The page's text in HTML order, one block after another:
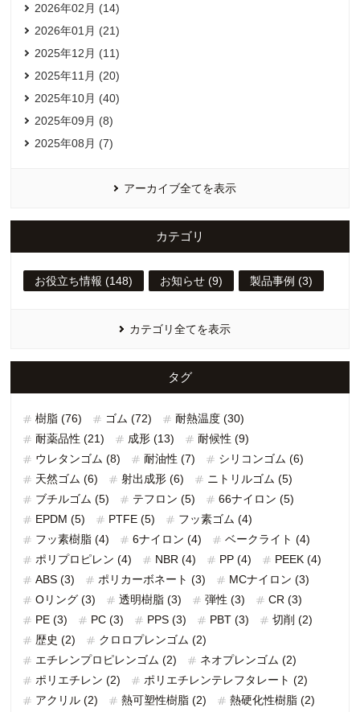
2026年02月 (14)
2026年01月 (21)
2025年12月 (11)
2025年11月 (20)
2025年10月 (40)
2025年09月 (8)
2025年08月 (7)
アーカイブ全てを表示
カテゴリ
お役立ち情報 (148) お知らせ (9) 製品事例 (3)
カテゴリ全てを表示
タグ
樹脂 (76) ゴム (72)
耐熱温度 (30)
耐薬品性 (21)
成形 (13)
耐候性 (9)
ウレタンゴム (8)
耐油性 (7)
シリコンゴム (6)
天然ゴム (6)
射出成形 (6)
ニトリルゴム (5)
ブチルゴム (5)
テフロン (5)
66ナイロン (5)
EPDM (5)
PTFE (5)
フッ素ゴム (4)
フッ素樹脂 (4)
6ナイロン (4)
ベークライト (4)
ポリプロピレン (4)
NBR (4) PP (4)
PEEK (4)
ABS (3)
ポリカーボネート (3)
MCナイロン (3)
Oリング (3)
透明樹脂 (3) 弾性 (3)
CR (3)
PE (3)
PC (3) PPS (3) PBT (3)
切削 (2)
歴史 (2)
クロロプレンゴム (2)
エチレンプロピレンゴム (2)
ネオプレンゴム (2)
ポリエチレン (2)
ポリエチレンテレフタレート (2)
アクリル (2)
熱可塑性樹脂 (2)
熱硬化性樹脂 (2)